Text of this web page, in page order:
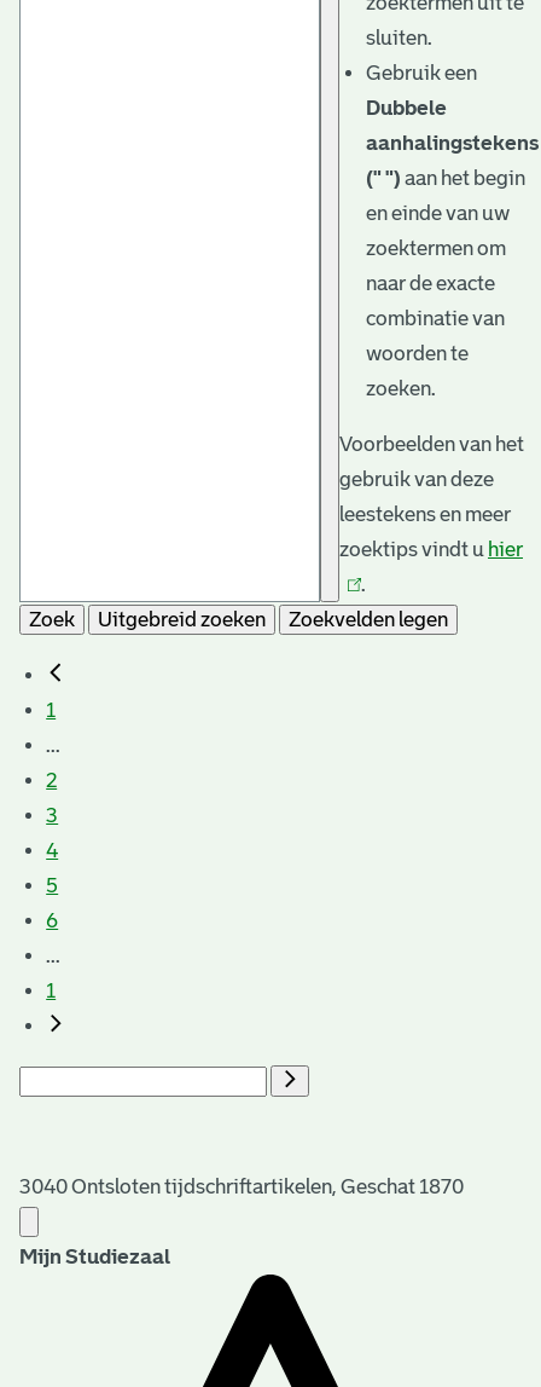
sluiten.
Gebruik een
Dubbele
aanhalingstekens
(" ") aan het begin
en einde van uw
zoektermen om
naar de exacte
combinatie van
woorden te
zoeken.
Voorbeelden van het
gebruik van deze
leestekens en meer
zoektips vindt u hier
.
Zoek
Uitgebreid zoeken Zoekvelden legen
1
...
2
3
4
5
6
...
1
3040 Ontsloten tijdschriftartikelen, Geschat 1870
Mijn Studiezaal